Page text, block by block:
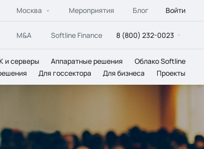
Москва Мероприятия Блог Войти
M&A Softline Finance 8 (800) 232-0023
и серверы Аппаратные решения
Облако Softline
Для госсектора Для бизнеса Проекты